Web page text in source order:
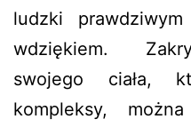
ludzki
wdziękiem.
swojego ciała,
kompleksy,